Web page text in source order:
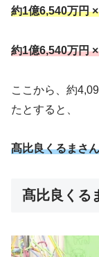
約1億6,540万円
約1億6,540万円
ここから、約
たとすると、
髙比良くるまさ
髙比良くる